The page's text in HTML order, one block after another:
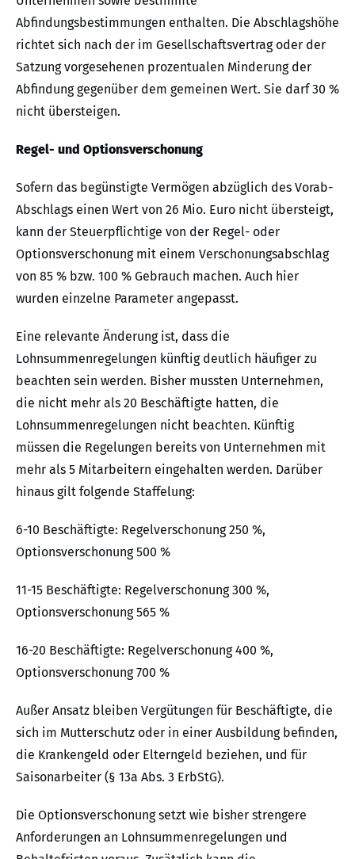
Abfindungsbestimmungen enthalten. Die Abschlagshöhe
richtet sich nach der im Gesellschaftsvertrag oder der
Satzung vorgesehenen prozentualen Minderung der
Abfindung gegenüber dem gemeinen Wert. Sie darf 30 %
nicht übersteigen.
Regel- und Optionsverschonung
Sofern das begünstigte Vermögen abzüglich des Vorab-
Abschlags einen Wert von 26 Mio. Euro nicht übersteigt,
kann der Steuerpflichtige von der Regel- oder
Optionsverschonung mit einem Verschonungsabschlag
von 85 % bzw. 100 % Gebrauch machen. Auch hier
wurden einzelne Parameter angepasst.
Eine relevante Änderung ist, dass die
Lohnsummenregelungen künftig deutlich häufiger zu
beachten sein werden. Bisher mussten Unternehmen,
die nicht mehr als 20 Beschäftigte hatten, die
Lohnsummenregelungen nicht beachten. Künftig
müssen die Regelungen bereits von Unternehmen mit
mehr als 5 Mitarbeitern eingehalten werden. Darüber
hinaus gilt folgende Staffelung:
6-10 Beschäftigte: Regelverschonung 250 %,
Optionsverschonung 500 %
11-15 Beschäftigte: Regelverschonung 300 %,
Optionsverschonung 565 %
16-20 Beschäftigte: Regelverschonung 400 %,
Optionsverschonung 700 %
Außer Ansatz bleiben Vergütungen für Beschäftigte, die
sich im Mutterschutz oder in einer Ausbildung befinden,
die Krankengeld oder Elterngeld beziehen, und für
Saisonarbeiter (§ 13a Abs. 3 ErbStG).
Die Optionsverschonung setzt wie bisher strengere
Anforderungen an Lohnsummenregelungen und